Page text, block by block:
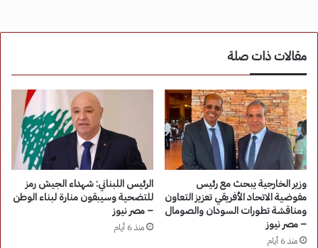
مقالات ذات صلة
وزير الخارجية يبحث مع رئيس
مفوضية الاتحاد الأفريقي تعزيز التعاون
ومناقشة تطورات السودان والصومال
– مصر نيوز
منذ 6 أيام
الرئيس اللبناني: شهداء الجيش رمز
للتضحية وسيبقون منارة لبناء الوطن
– مصر نيوز
منذ 6 أيام